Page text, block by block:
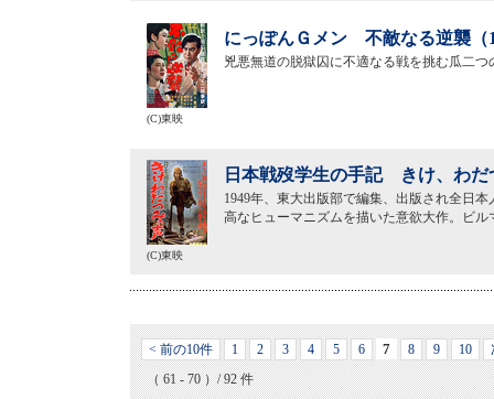
にっぽんＧメン 不敵なる逆襲（
兇悪無道の脱獄囚に不適なる戦を挑む瓜二
(C)東映
日本戦歿学生の手記 きけ、わだ
1949年、東大出版部で編集、出版され全日
高なヒューマニズムを描いた意欲大作。ビ
(C)東映
< 前の10件 1 2 3 4 5 6 7 8 9 10
（ 61 - 70 ）/ 92 件